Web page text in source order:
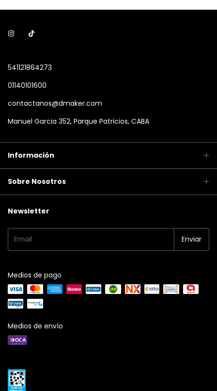
541121864273
01140101600
contactanos@dmaker.com
Manuel Garcia 352, Parque Patricios, CABA
Información
Sobre Nosotros
Newsletter
Medios de pago
Medios de envío